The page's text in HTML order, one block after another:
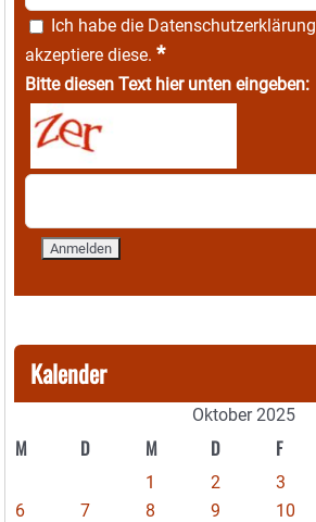
Ich habe die Datenschutzerklärung
akzeptiere diese. *
Bitte diesen Text hier unten eingeben:
Kalender
Oktober 2025
M D M D F
1 2 3
6
7 8 9 10